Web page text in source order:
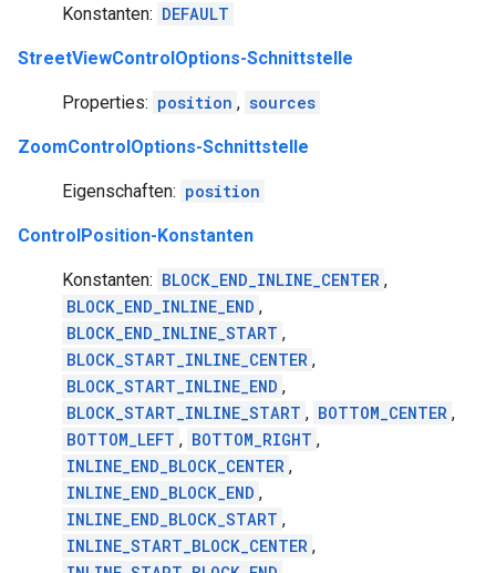
Konstanten: DEFAULT
StreetViewControlOptions-Schnittstelle
Properties: position , sources
ZoomControlOptions-Schnittstelle
Eigenschaften: position
ControlPosition-Konstanten
Konstanten: BLOCK_END_INLINE_CENTER ,
BLOCK_END_INLINE_END ,
BLOCK_END_INLINE_START ,
BLOCK_START_INLINE_CENTER ,
BLOCK_START_INLINE_END ,
BLOCK_START_INLINE_START , BOTTOM_CENTER ,
BOTTOM_LEFT , BOTTOM_RIGHT ,
INLINE_END_BLOCK_CENTER ,
INLINE_END_BLOCK_END ,
INLINE_END_BLOCK_START ,
INLINE_START_BLOCK_CENTER ,